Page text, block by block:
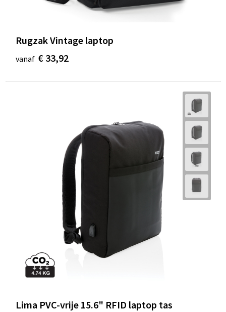
Rugzak Vintage laptop
vanaf € 33,92
Lima PVC-vrije 15.6" RFID laptop tas